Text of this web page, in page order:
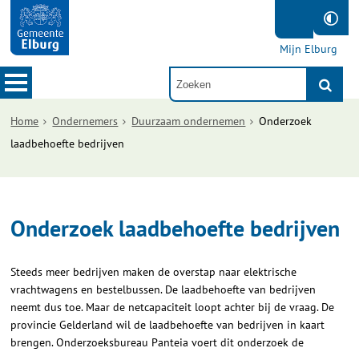
Mijn Elburg
Home Ondernemers Duurzaam ondernemen
Onderzoek
laadbehoefte bedrijven
Onderzoek laadbehoefte bedrijven
Steeds meer bedrijven maken de overstap naar elektrische
vrachtwagens en bestelbussen. De laadbehoefte van bedrijven
neemt dus toe. Maar de netcapaciteit loopt achter bij de vraag. De
provincie Gelderland wil de laadbehoefte van bedrijven in kaart
brengen. Onderzoeksbureau Panteia voert dit onderzoek de